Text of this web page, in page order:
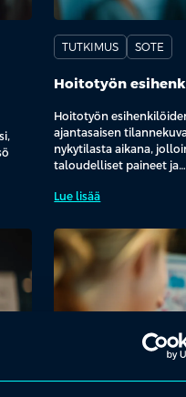
TUTKIMUS SOTE
Hoitotyön
Hoitotyön
ajantasaisen
nykytilasta aikana,
taloudelliset paineet ja…
Lue lisää